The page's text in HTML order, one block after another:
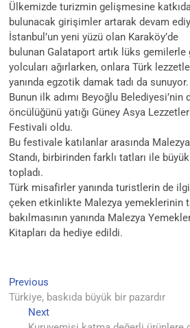
Ülkemizde turizmin gelişmesine
bulunacak girişimler artarak devam
İstanbul’un yeni yüzü olan Karaköy’de
bulunan Galataport artık lüks gemilerle
yolcuları ağırlarken, onlara Türk
yanında egzotik damak tadı da sunuyor.
Bunun ilk adımı Beyoğlu Belediyesi’nin
öncülüğünü yatığı Güney Asya
Festivali oldu.
Bu festivale katılanlar arasında Malezya
Standı, birbirinden farklı tatları ile
topladı.
Türk misafirler yanında turistlerin de
çeken etkinlikte Malezya yemeklerinin
bakılmasının yanında Malezya
Kitapları da hediye edildi.
Yazı
gezinmesi
Previous
post:
Türkiye, baskıda büyük bir pazardır
NextNext